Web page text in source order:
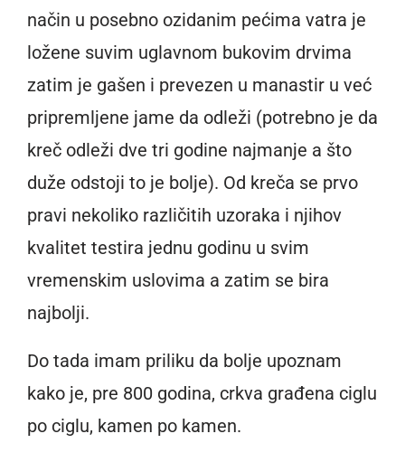
način u posebno ozidanim pećima vatra je
ložene suvim uglavnom bukovim drvima
zatim je gašen i prevezen u manastir u već
pripremljene jame da odleži (potrebno je da
kreč odleži dve tri godine najmanje a što
duže odstoji to je bolje). Od kreča se prvo
pravi nekoliko različitih uzoraka i njihov
kvalitet testira jednu godinu u svim
vremenskim uslovima a zatim se bira
najbolji.
Do tada imam priliku da bolje upoznam
kako je, pre 800 godina, crkva građena ciglu
po ciglu, kamen po kamen.